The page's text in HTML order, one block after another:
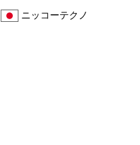
ニッコーテクノ